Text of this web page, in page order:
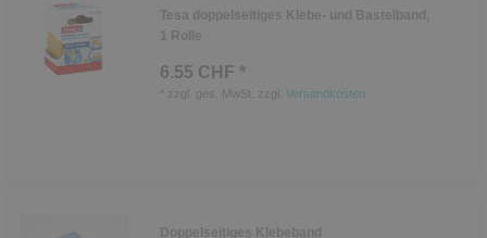
Tesa doppelseitiges Klebe- und Bastelband,
1 Rolle
6.55 CHF *
zzgl. ges. MwSt. zzgl. Versandkosten
Doppelseitiges Klebeband